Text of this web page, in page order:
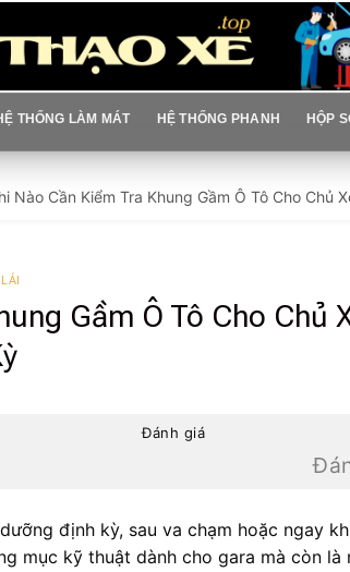
THỐNG LÀM MÁT HỆ THỐNG PHANH HỘP
Nào Cần Kiểm Tra Khung Gầm Ô Tô Cho Chủ
Gầm Ô Tô Cho Chủ
Đánh giá
định kỳ, sau va chạm hoặc ngay
mục kỹ thuật dành cho gara mà còn là